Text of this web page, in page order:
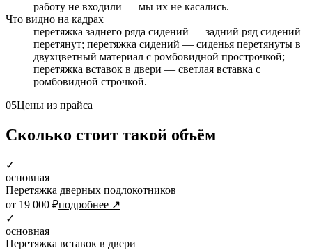
работу не входили — мы их не касались.
Что видно на кадрах
перетяжка заднего ряда сидений — задний ряд сидений
перетянут; перетяжка сидений — сиденья перетянуты в
двухцветный материал с ромбовидной прострочкой;
перетяжка вставок в двери — светлая вставка с
ромбовидной строчкой.
05Цены из прайса
Сколько стоит такой объём
✓
основная
Перетяжка дверных подлокотников
от 19 000 ₽подробнее ↗
✓
основная
Перетяжка вставок в двери